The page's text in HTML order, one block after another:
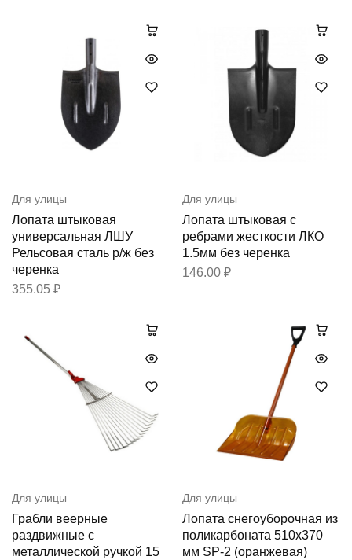
Для улицы
Лопата штыковая
универсальная ЛШУ
Рельсовая сталь р/ж без
черенка
355.05 ₽
Для улицы
Лопата штыковая с
ребрами жесткости ЛКО
1.5мм без черенка
146.00 ₽
Для улицы
Грабли веерные
раздвижные с
металлической ручкой 15
Для улицы
Лопата снегоуборочная из
поликарбоната 510х370
мм SP-2 (оранжевая)